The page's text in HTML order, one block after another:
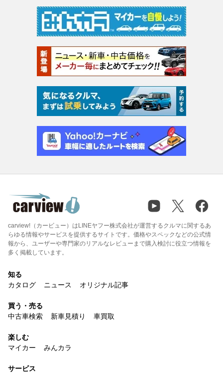
carview!（カービュー）はLINEヤフー株式会社が運営するクルマに関するあ
らゆる情報やサービスを提供するサイトです。価格やスペックなどの公式情
報から、ユーザーや専門家のリアルなレビューまで購入検討に役立つ情報を
多く掲載しています。
知る
カタログ
ニュース オリジナル記事
買う・売る
中古車検索
新車見積り 車買取
楽しむ
マイカー
みんカラ
サービス